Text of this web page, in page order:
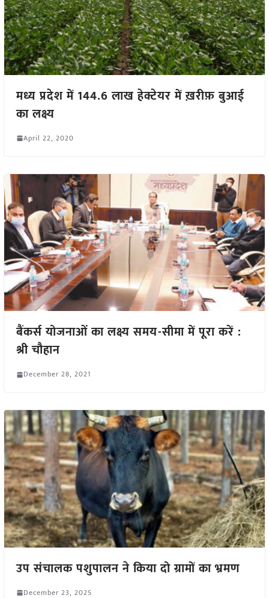
मध्य प्रदेश में 144.6 लाख हेक्टेयर में ख़रीफ़ बुआई
का लक्ष्य
April 22, 2020
बैंकर्स योजनाओं का लक्ष्य समय-सीमा में पूरा करें :
श्री चौहान
December 28, 2021
उप संचालक पशुपालन ने किया दो ग्रामों का भ्रमण
December 23, 2025